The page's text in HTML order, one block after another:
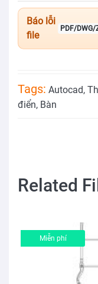
Báo lỗi
file
PDF/DWG/
Tags: Autocad,
điển, Bàn
Related
Miễn phí